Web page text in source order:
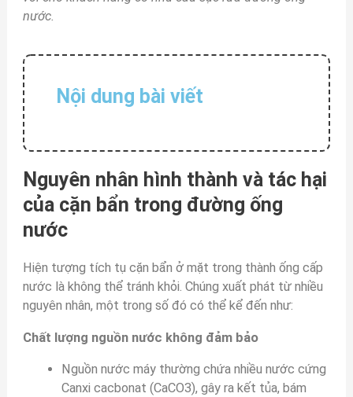
nước.
Nội dung bài viết
Nguyên nhân hình thành và tác hại
của cặn bẩn trong đường ống
nước
Hiện tượng tích tụ cặn bẩn ở mặt trong thành ống cấp
nước là không thể tránh khỏi. Chúng xuất phát từ nhiều
nguyên nhân, một trong số đó có thể kể đến như:
Chất lượng nguồn nước không đảm bảo
Nguồn nước máy thường chứa nhiều nước cứng
Canxi cacbonat (CaCO3), gây ra kết tủa, bám